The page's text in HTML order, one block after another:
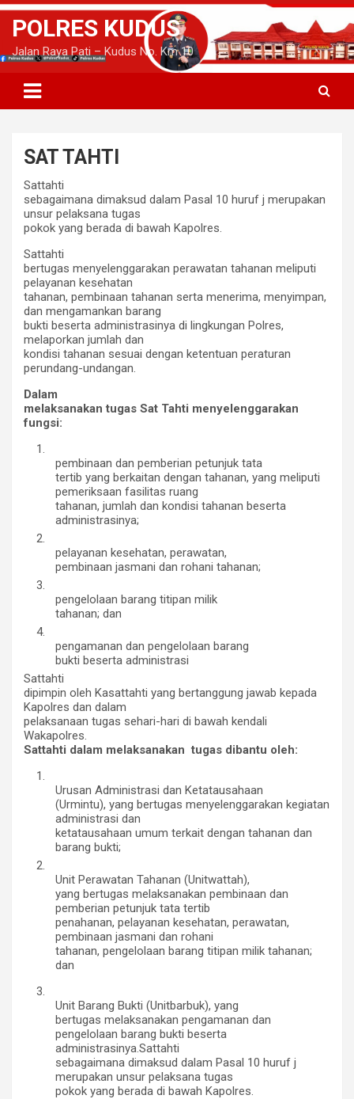
S
p
c
POLRES KUDUS
Jalan Raya Pati – Kudus No. Km 10
SAT TAHTI
Sattahti
sebagaimana dimaksud dalam Pasal 10 huruf j merupakan
unsur pelaksana tugas
pokok yang berada di bawah Kapolres.
Sattahti
bertugas menyelenggarakan perawatan tahanan meliputi
pelayanan kesehatan
tahanan, pembinaan tahanan serta menerima, menyimpan,
dan mengamankan barang
bukti beserta administrasinya di lingkungan Polres,
melaporkan jumlah dan
kondisi tahanan sesuai dengan ketentuan peraturan
perundang-undangan.
Dalam
melaksanakan tugas Sat Tahti menyelenggarakan
fungsi:
1.
pembinaan dan pemberian petunjuk tata
tertib yang berkaitan dengan tahanan, yang meliputi
pemeriksaan fasilitas ruang
tahanan, jumlah dan kondisi tahanan beserta
administrasinya;
2.
pelayanan kesehatan, perawatan,
pembinaan jasmani dan rohani tahanan;
3.
pengelolaan barang titipan milik
tahanan; dan
4.
pengamanan dan pengelolaan barang
bukti beserta administrasi
Sattahti
dipimpin oleh Kasattahti yang bertanggung jawab kepada
Kapolres dan dalam
pelaksanaan tugas sehari-hari di bawah kendali
Wakapolres.
Sattahti dalam melaksanakan tugas dibantu oleh:
1.
Urusan Administrasi dan Ketatausahaan
(Urmintu), yang bertugas menyelenggarakan kegiatan
administrasi dan
ketatausahaan umum terkait dengan tahanan dan
barang bukti;
2.
Unit Perawatan Tahanan (Unitwattah),
yang bertugas melaksanakan pembinaan dan
pemberian petunjuk tata tertib
penahanan, pelayanan kesehatan, perawatan,
pembinaan jasmani dan rohani
tahanan, pengelolaan barang titipan milik tahanan;
dan
3.
Unit Barang Bukti (Unitbarbuk), yang
bertugas melaksanakan pengamanan dan
pengelolaan barang bukti beserta
administrasinya.Sattahti
sebagaimana dimaksud dalam Pasal 10 huruf j
merupakan unsur pelaksana tugas
pokok yang berada di bawah Kapolres.